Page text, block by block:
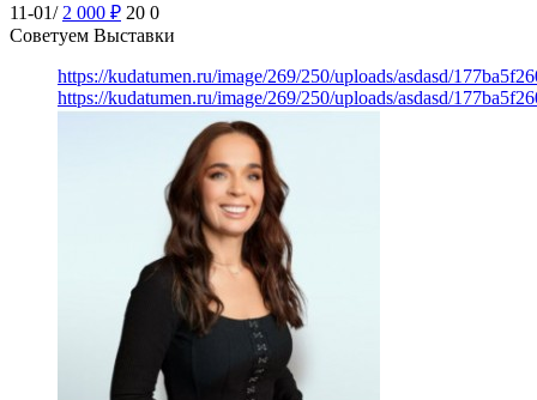
11-01/ 2 000 ₽ 20 0
Советуем Выставки
https://kudatumen.ru/image/269/250/uploads/asdasd/
https://kudatumen.ru/image/269/250/uploads/asdasd/